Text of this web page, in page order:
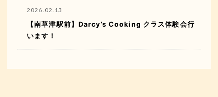
2026.02.13
【南草津駅前】Darcy’s Cooking クラス体験会行
います！